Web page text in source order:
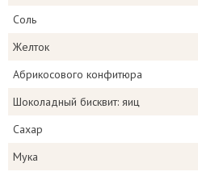
Соль
Желток
Абрикосового конфитюра
Шоколадный бисквит: яиц
Сахар
Мука